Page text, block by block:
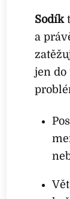
Sodík
a
jen